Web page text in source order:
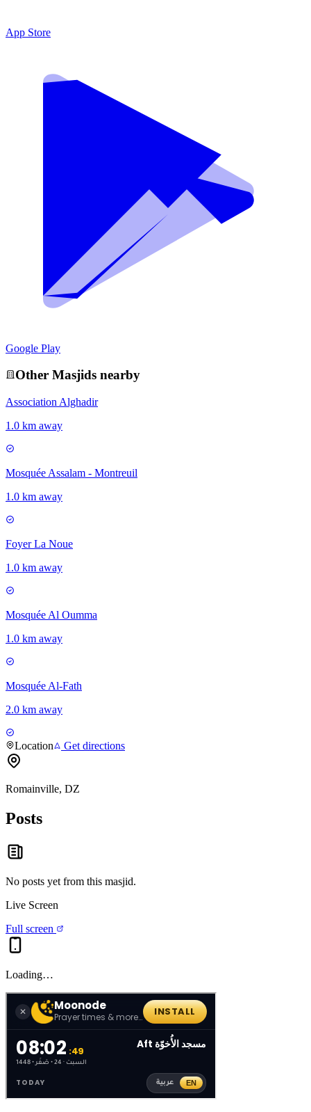
App Store
Google Play
Other Masjids nearby
Association Alghadir
1.0 km away
Mosquée Assalam - Montreuil
1.0 km away
Foyer La Noue
1.0 km away
Mosquée Al Oumma
1.0 km away
Mosquée Al-Fath
2.0 km away
Location Get directions
Romainville, DZ
Posts
No posts yet from this masjid.
Live Screen
Full screen
Loading…